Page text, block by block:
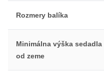
Rozmery balíka
Minimálna výška sedadla
od zeme